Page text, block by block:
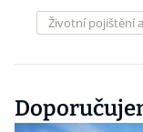
Životní pojištění